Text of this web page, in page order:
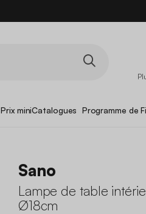
Prix miniCatalogues Programme de
Sano
Lampe de table
Ø18cm